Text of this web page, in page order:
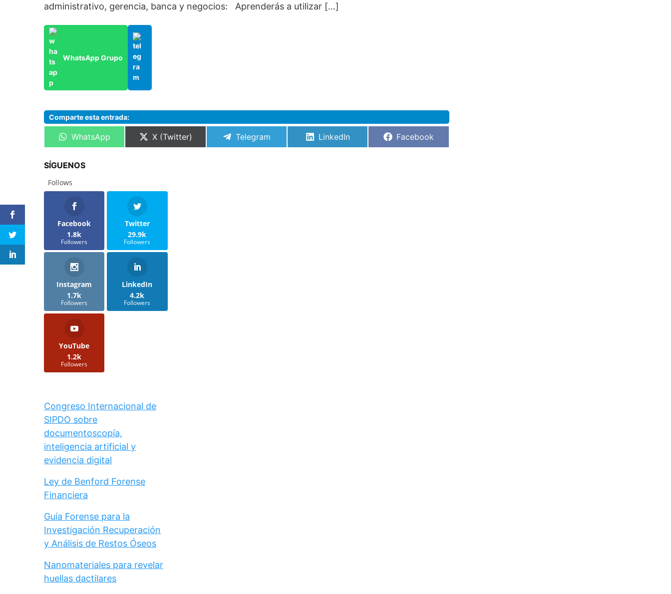
administrativo, gerencia, banca y negocios: Aprenderás a utilizar […]
WhatsApp Grupo
Comparte esta entrada:
Compartir
WhatsApp
Compartir
X (Twitter)
Compartir
Telegram
Compartir
LinkedIn
Compartir
Facebook
SÍGUENOS
Follows
Facebook
1.8k
Followers
Twitter
29.9k
Followers
Instagram
1.7k
Followers
LinkedIn
4.2k
Followers
YouTube
1.2k
Followers
Congreso Internacional de
SIPDO sobre
documentoscopía,
inteligencia artificial y
evidencia digital
Ley de Benford Forense
Financiera
Guía Forense para la
Investigación Recuperación
y Análisis de Restos Óseos
Nanomateriales para revelar
huellas dactilares